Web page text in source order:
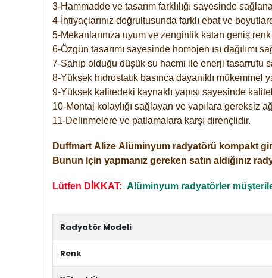
3-Hammadde ve tasarım farklılığı sayesinde
4-İhtiyaçlarınız doğrultusunda farklı ebat ve
5-Mekanlarınıza uyum ve zenginlik katan geniş
6-Özgün tasarımı sayesinde homojen ısı dağılımı
7-Sahip olduğu düşük su hacmi ile enerji tasarrufu
8-Yüksek hidrostatik basınca dayanıklı mükemmel
9-Yüksek kalitedeki kaynaklı yapısı sayesinde
10-Montaj kolaylığı sağlayan ve yapılara gereksiz
11-Delinmelere ve patlamalara karşı dirençlidir.
Duffmart Alize Alüminyum radyatörü kompakt
Bunun için yapmanız gereken satın aldığınız
Lütfen DİKKAT: Alüminyum radyatörler
Radyatör Modeli
Renk